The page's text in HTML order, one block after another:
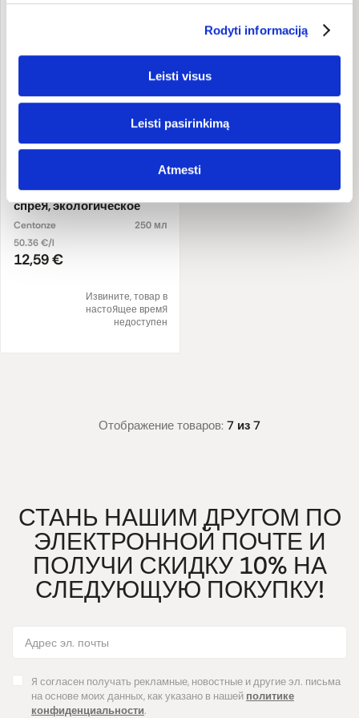
Rodyti informaciją
Leisti visus
Leisti pasirinkimą
Atmesti
Оливковое масло в виде
спрея, экологическое
Centonze
250 мл
50.36 €/l
12,59 €
Извините, товар в
настоящее время
недоступен
Отображение товаров: 7 из 7
СТАНЬ НАШИМ ДРУГОМ ПО
ЭЛЕКТРОННОЙ ПОЧТЕ И
ПОЛУЧИ СКИДКУ 10% НА
СЛЕДУЮЩУЮ ПОКУПКУ!
Я согласен получать рекламные, новостные и другие эл. письма
на основе моих данных, как указано в нашей политике
конфиденциальности.